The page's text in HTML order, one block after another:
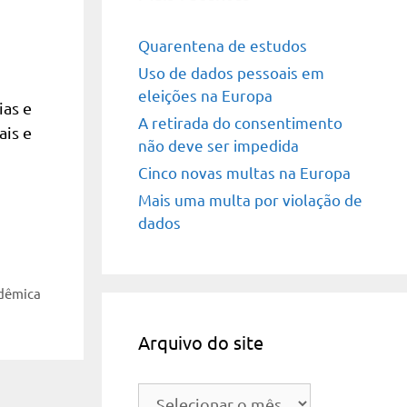
e
e
Quarentena de estudos
Uso de dados pessoais em
eleições na Europa
A retirada do consentimento
não deve ser impedida
Cinco novas multas na Europa
Mais uma multa por violação de
dados
Arquivo do site
Arquivo